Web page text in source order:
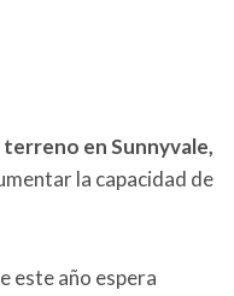
en Sunnyvale,
la capacidad de
este año espera